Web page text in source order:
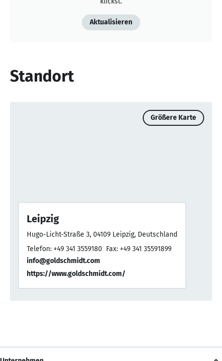
Aktualisieren
Standort
Größere Karte
Leipzig
Hugo-Licht-Straße 3, 04109 Leipzig, Deutschland
Telefon: +49 341 3559180 Fax: +49 341 35591899
info@goldschmidt.com
https://www.goldschmidt.com/